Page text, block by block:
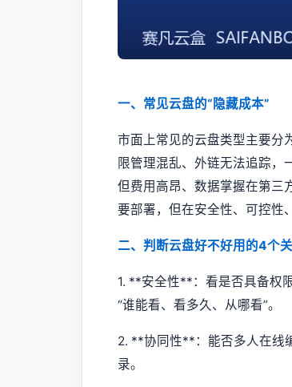
一、常见云盘的“隐藏成本”
市面上常见的云盘类型主要分
限管理混乱、外链无法追踪，
但费用高昂、数据掌握在第三
要部署，但在安全性、可控性
二、判断云盘好不好用的4个
1. **安全性**：看是否具备权
“谁能看、看多久、从哪看”。
2. **协同性**：能否多人在线
录。